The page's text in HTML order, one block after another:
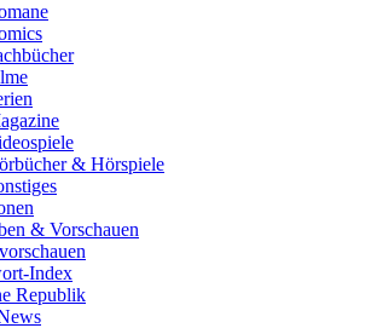
& Hörspiele
& Vorschauen
Index
Republik